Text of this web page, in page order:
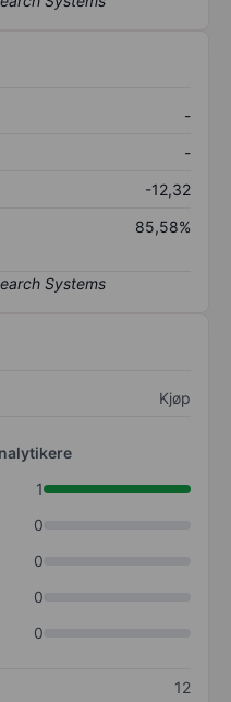
-
-
-12,32
85,58%
Kjøp
1
0
0
0
0
12